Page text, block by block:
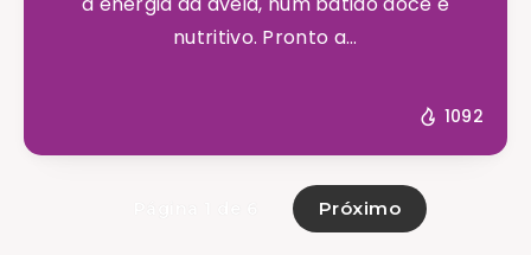
nutritivo. Pronto a...
1092
Próximo